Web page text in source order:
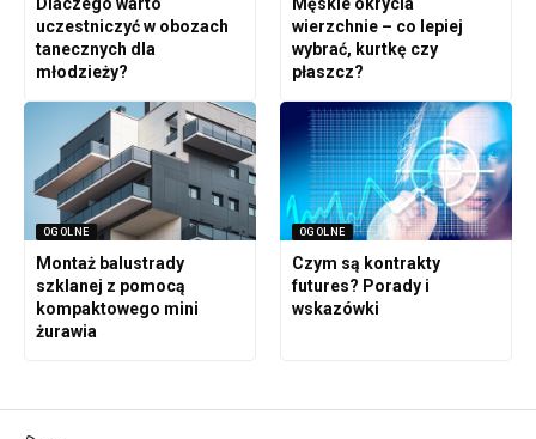
uczestniczyć w obozach
tanecznych dla
młodzieży?
wierzchnie – co lepiej
wybrać, kurtkę czy
płaszcz?
OGOLNE
Montaż balustrady
szklanej z pomocą
kompaktowego mini
żurawia
OGOLNE
Czym są kontrakty
futures? Porady i
wskazówki